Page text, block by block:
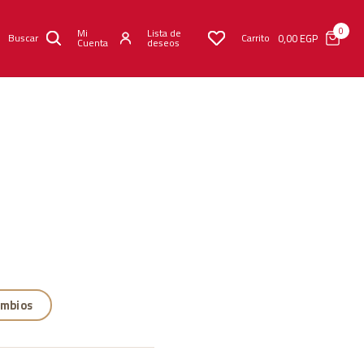
Buscar Mi
Cuenta
Lista de
deseos Carrito 0,00EGP 0